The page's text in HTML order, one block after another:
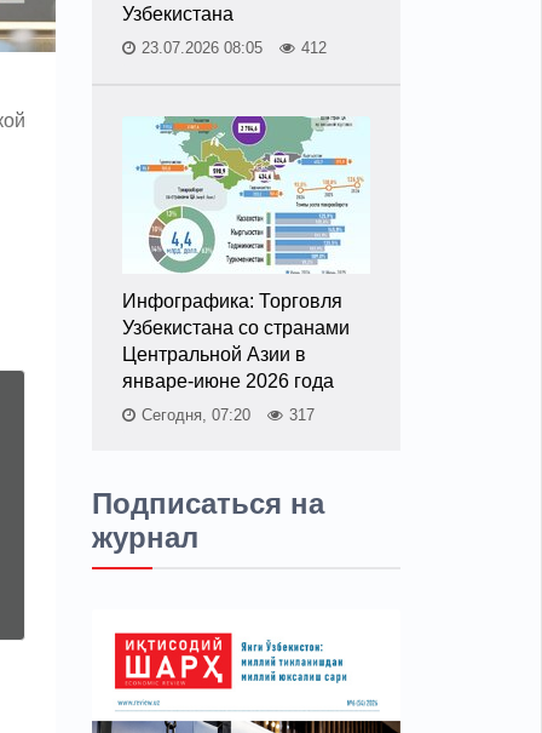
Узбекистана
23.07.2026 08:05 412
Инфографика: Торговля
Узбекистана со странами
Центральной Азии в
январе-июне 2026 года
Сегодня, 07:20 317
Подписаться на
журнал